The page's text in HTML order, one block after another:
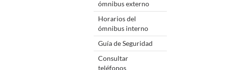
ómnibus externo
Horarios del
ómnibus interno
Guía de Seguridad
Consultar
teléfonos